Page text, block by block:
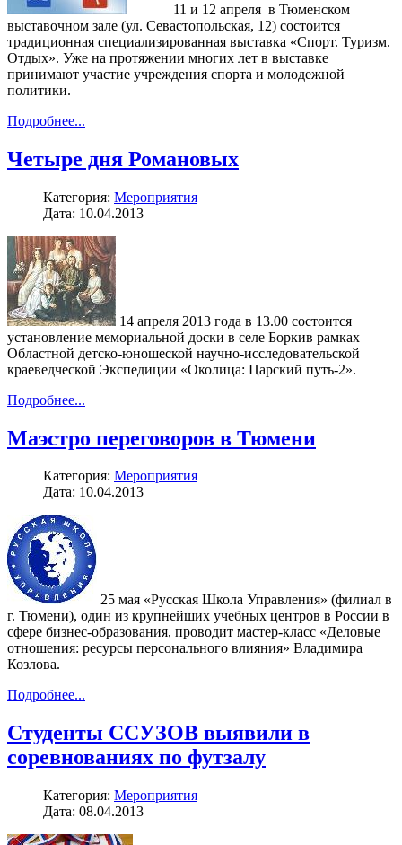
11 и 12 апреля в Тюменском
выставочном зале (ул. Севастопольская, 12) состоится
традиционная специализированная выставка «Спорт. Туризм.
Отдых». Уже на протяжении многих лет в выставке
принимают участие учреждения спорта и молодежной
политики.
Подробнее...
Четыре дня Романовых
Категория: Мероприятия
Дата: 10.04.2013
14 апреля 2013 года в 13.00 состоится
установление мемориальной доски в селе Боркив рамках
Областной детско-юношеской научно-исследовательской
краеведческой Экспедиции «Околица: Царский путь-2».
Подробнее...
Маэстро переговоров в Тюмени
Категория: Мероприятия
Дата: 10.04.2013
25 мая «Русская Школа Управления» (филиал в
г. Тюмени), один из крупнейших учебных центров в России в
сфере бизнес-образования, проводит мастер-класс «Деловые
отношения: ресурсы персонального влияния» Владимира
Козлова.
Подробнее...
Студенты ССУЗОВ выявили в
соревнованиях по футзалу
Категория: Мероприятия
Дата: 08.04.2013